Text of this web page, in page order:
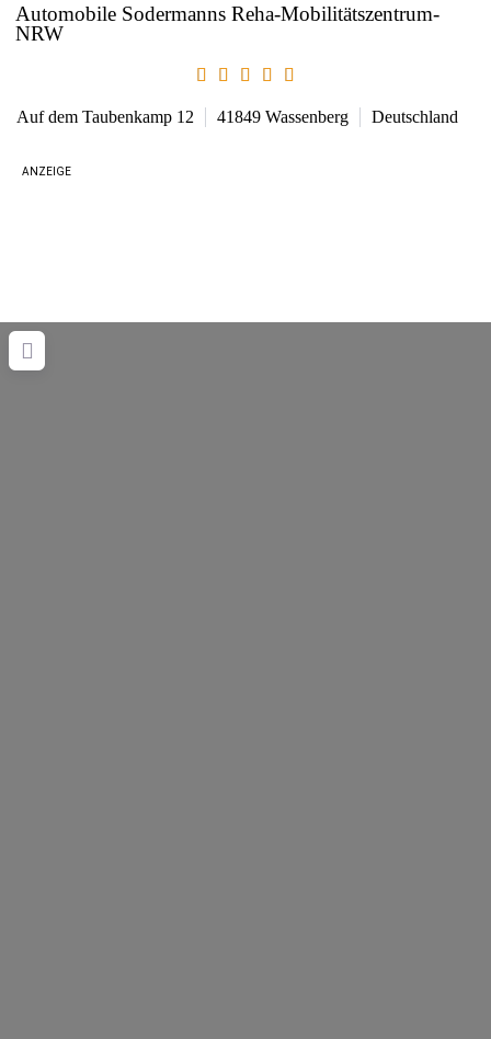
Automobile Sodermanns Reha-Mobilitätszentrum-
NRW
Auf dem Taubenkamp 12 41849 Wassenberg Deutschland
ANZEIGE